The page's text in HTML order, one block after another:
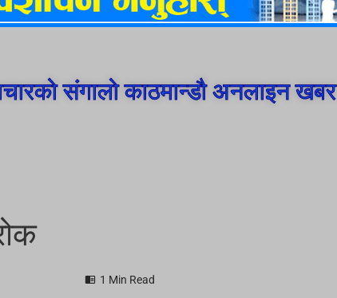
संगालो काठमान्डौ अनलाइन खबर
1 Min Read